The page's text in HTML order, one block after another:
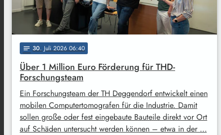
notes 30. Juli 2026 06:40
Über 1 Million Euro Förderung für THD-
Forschungsteam
Ein Forschungsteam der TH Deggendorf entwickelt einen
mobilen Computertomografen für die Industrie. Damit
sollen große oder fest eingebaute Bauteile direkt vor Ort
auf Schäden untersucht werden können – etwa in der …